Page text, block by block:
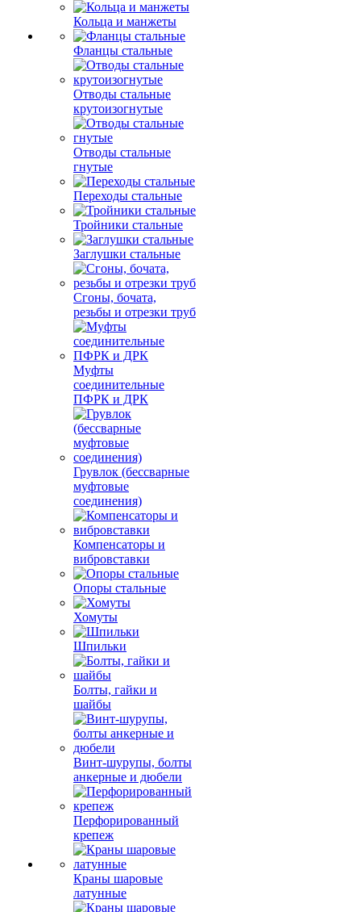
Кольца и манжеты
Фланцы стальные
Отводы стальные
крутоизогнутые
Отводы стальные
гнутые
Переходы стальные
Тройники стальные
Заглушки стальные
Сгоны, бочата,
резьбы и отрезки труб
Муфты
соединительные
ПФРК и ДРК
Грувлок (бессварные
муфтовые
соединения)
Компенсаторы и
вибровставки
Опоры стальные
Хомуты
Шпильки
Болты, гайки и
шайбы
Винт-шурупы, болты
анкерные и дюбели
Перфорированный
крепеж
Краны шаровые
латунные